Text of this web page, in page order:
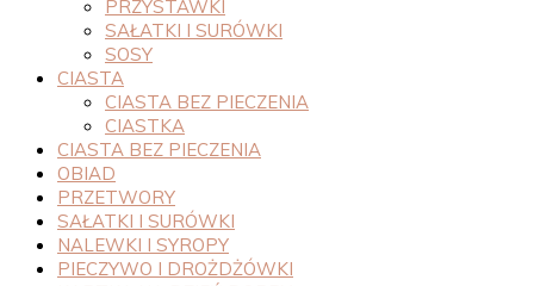
PRZYSTAWKI
SAŁATKI I SURÓWKI
SOSY
CIASTA
CIASTA BEZ PIECZENIA
CIASTKA
CIASTA BEZ PIECZENIA
OBIAD
PRZETWORY
SAŁATKI I SURÓWKI
NALEWKI I SYROPY
PIECZYWO I DROŻDŻÓWKI